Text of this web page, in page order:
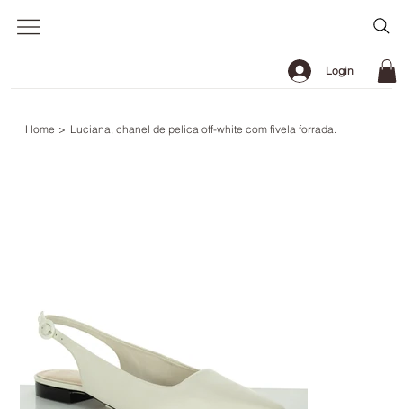
Login
Home > Luciana, chanel de pelica off-white com fivela forrada.